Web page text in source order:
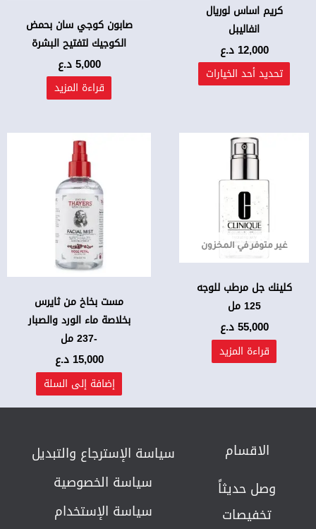
كريم اساس لوريال
انفاليبل
12,000 د.ع
تحديد أحد الخيارات
صابون كوجي سان بحمض
الكوجيك لتفتيح البشرة
5,000د.ع
قراءة المزيد
غير متوفر في المخزون
كلينك جل مرطب للوجه
125 مل
55,000د.ع
قراءة المزيد
مست بخاخ من ثايرس
بخلاصة ماء الورد والصبار
-237 مل
15,000 د.ع
إضافة إلى السلة
الاقسام
وصل حديثاً
تخفيصات
سياسة الإسترجاع والتبديل​
سياسة الخصوصية
سياسة الإستخدام